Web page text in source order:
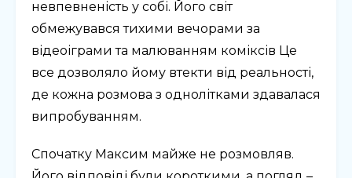
невпевненість у собі. Його світ
обмежувався тихими вечорами за
відеоіграми та малюванням коміксів Це
все дозволяло йому втекти від реальності,
де кожна розмова з однолітками здавалася
випробуванням.
Спочатку Максим майже не розмовляв.